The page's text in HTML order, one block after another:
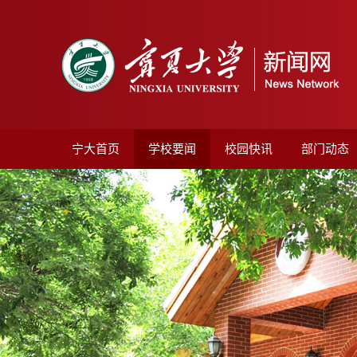
宁大首页 学校要闻 校园快讯 部门动态